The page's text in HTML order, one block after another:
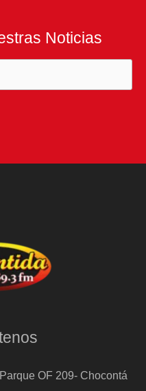
Noticias
OF 209- Chocontá